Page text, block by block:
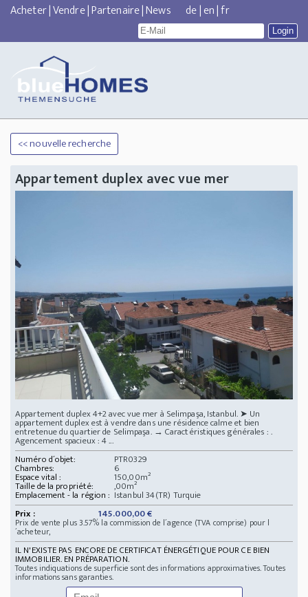
Acheter|Vendre|Partenaire|News de|en|fr
<< nouvelle recherche
Appartement duplex avec vue mer
Appartement duplex 4+2 avec vue mer à Selimpaşa, Istanbul. ➤ Un
appartement duplex est à vendre dans une résidence calme et bien
entretenue du quartier de Selimpaşa. → Caractéristiques générales : .
Agencement spacieux : 4 ...
Numéro d´objet:
PTR0329
Chambres: 6
Espace vital : 150,00m²
Taille de la propriété: ,00m²
Emplacement - la région : Istanbul 34(TR) Turquie
Prix :
145.000,00 €
Prix de vente plus 3.57% la commission de l´agence (TVA comprise) pour l
´acheteur,
IL N'EXISTE PAS ENCORE DE CERTIFICAT ÉNERGÉTIQUE POUR CE BIEN
IMMOBILIER. EN PRÉPARATION.
Toutes indiquations de superficie sont des informations approximatives. Toutes
informations sans garanties.